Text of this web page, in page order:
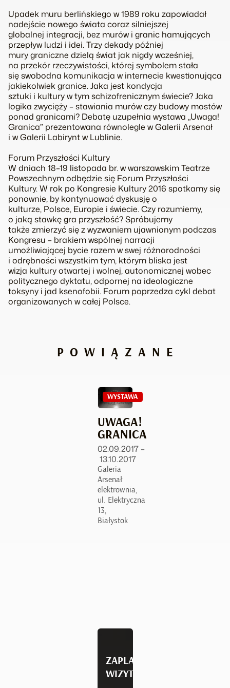
Upadek muru berlińskiego w 1989 roku zapowiadał
nadejście nowego świata coraz silniejszej
globalnej integracji, bez murów i granic hamujących
przepływ ludzi i idei. Trzy dekady później
mury graniczne dzielą świat jak nigdy wcześniej,
na przekór rzeczywistości, której symbolem stała
się swobodna komunikacja w internecie kwestionująca
jakiekolwiek granice. Jaka jest kondycja
sztuki i kultury w tym schizofrenicznym świecie? Jaka
logika zwycięży – stawiania murów czy budowy mostów
ponad granicami? Debatę uzupełnia wystawa „Uwaga!
Granica” prezentowana równolegle w Galerii Arsenał
i w Galerii Labirynt w Lublinie.
Forum Przyszłości Kultury
W dniach 18–19 listopada br. w warszawskim Teatrze
Powszechnym odbędzie się Forum Przyszłości
Kultury. W rok po Kongresie Kultury 2016 spotkamy się
ponownie, by kontynuować dyskusję o
kulturze, Polsce, Europie i świecie. Czy rozumiemy,
o jaką stawkę gra przyszłość? Spróbujemy
także zmierzyć się z wyzwaniem ujawnionym podczas
Kongresu – brakiem wspólnej narracji
umożliwiającej bycie razem w swej różnorodności
i odrębności wszystkim tym, którym bliska jest
wizja kultury otwartej i wolnej, autonomicznej wobec
politycznego dyktatu, odpornej na ideologiczne
toksyny i jad ksenofobii. Forum poprzedza cykl debat
organizowanych w całej Polsce.
POWIĄZANE
WYSTAWA
UWAGA!
GRANICA
02.09.2017 –
13.10.2017
Galeria
Arsenał
elektrownia,
ul. Elektryczna
13,
Białystok
ZAPLANUJ
WIZYTĘ